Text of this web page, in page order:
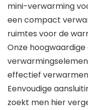
mini-verwarming
een compact
ruimtes voor de
Onze
effectief
Eenvoudige
zoekt men hier